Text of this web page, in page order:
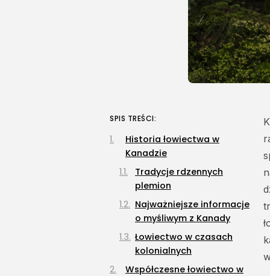
SPIS TREŚCI:
Historia łowiectwa w
Kanadzie
Tradycje rdzennych
plemion
Najważniejsze informacje
o myśliwym z Kanady
Łowiectwo w czasach
kolonialnych
Współczesne łowiectwo w